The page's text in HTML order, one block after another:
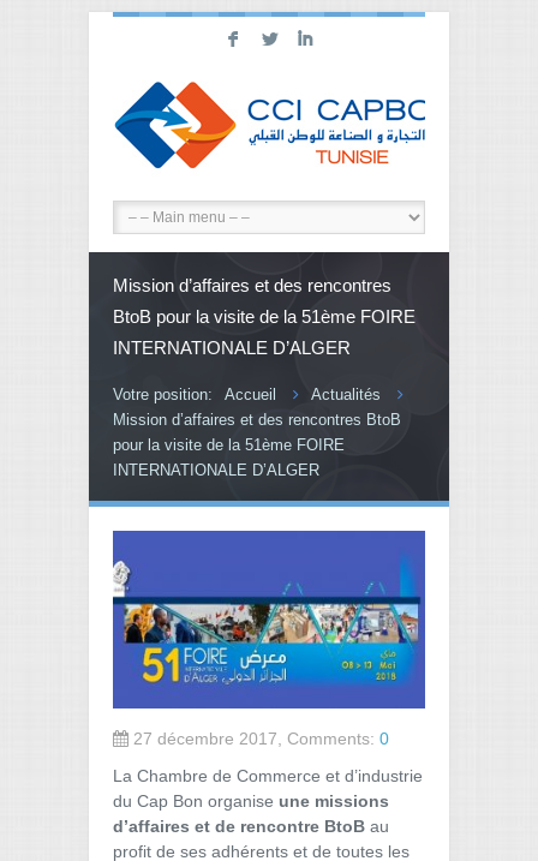
F L I
Mission d’affaires et des rencontres
BtoB pour la visite de la 51ème FOIRE
INTERNATIONALE D’ALGER
Votre position: Accueil
Actualités
Mission d’affaires et des rencontres BtoB
pour la visite de la 51ème FOIRE
INTERNATIONALE D’ALGER
27 décembre 2017, Comments: 0
La Chambre de Commerce et d’industrie
du Cap Bon organise une missions
d’affaires et de rencontre BtoB au
profit de ses adhérents et de toutes les